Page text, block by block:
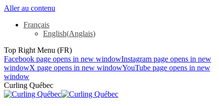
Aller au contenu
Français
English(Anglais)
Top Right Menu (FR)
Facebook page opens in new windowInstagram page opens in new
windowX page opens in new windowYouTube page opens in new
window
Curling Québec